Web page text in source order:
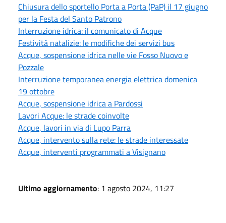
Chiusura dello sportello Porta a Porta (PaP) il 17 giugno
per la Festa del Santo Patrono
Interruzione idrica: il comunicato di Acque
Festività natalizie: le modifiche dei servizi bus
Acque, sospensione idrica nelle vie Fosso Nuovo e
Pozzale
Interruzione temporanea energia elettrica domenica
19 ottobre
Acque, sospensione idrica a Pardossi
Lavori Acque: le strade coinvolte
Acque, lavori in via di Lupo Parra
Acque, intervento sulla rete: le strade interessate
Acque, interventi programmati a Visignano
Ultimo aggiornamento: 1 agosto 2024, 11:27